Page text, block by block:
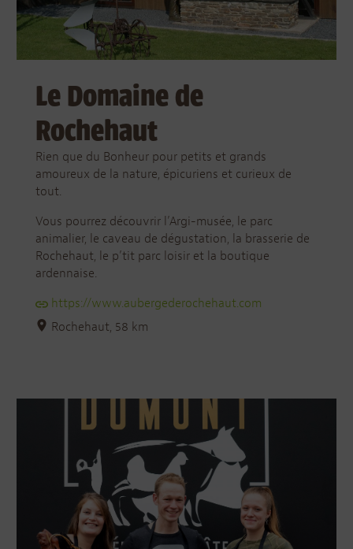
Le Domaine de
Rochehaut
Rien que du Bonheur pour petits et grands
amoureux de la nature, épicuriens et curieux de
tout.
Vous pourrez découvrir l’Argi-musée, le parc
animalier, le caveau de dégustation, la brasserie de
Rochehaut, le p’tit parc loisir et la boutique
ardennaise.
https://www.aubergederochehaut.com
Rochehaut, 58 km